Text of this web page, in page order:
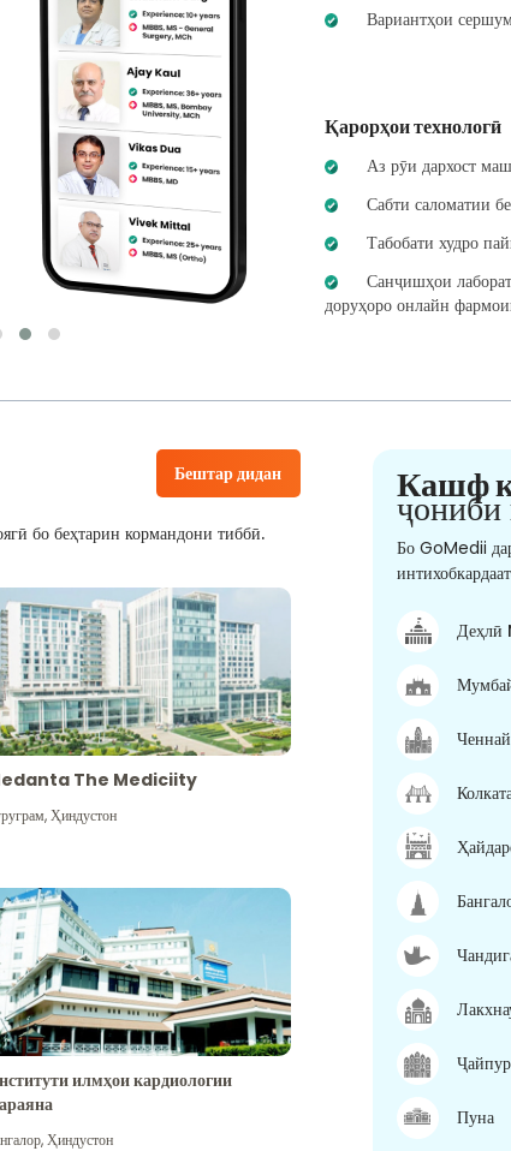
Вариантҳои
Қарорҳои технологӣ
Аз рӯи дархост
Сабти саломатии
Табобати худро
Санҷишҳои
доруҳоро онлайн
Бештар дидан
бо беҳтарин кормандони тиббӣ.
The Mediciity
,Ҳиндустон
илмҳои кардиологии
,Ҳиндустон
Кашф
Бо GoMedii
Деҳлӣ
Ченнай
Ҷайпур
Пуна